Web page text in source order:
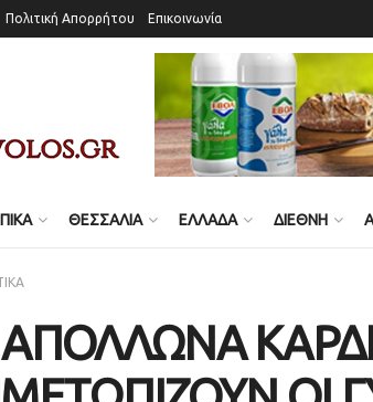
Πολιτική Απορρήτου Επικοινωνία
ΘΕΣΣΑΛΙΑ ΕΛΛΑΔΑ ΔΙΕΘΝΗ